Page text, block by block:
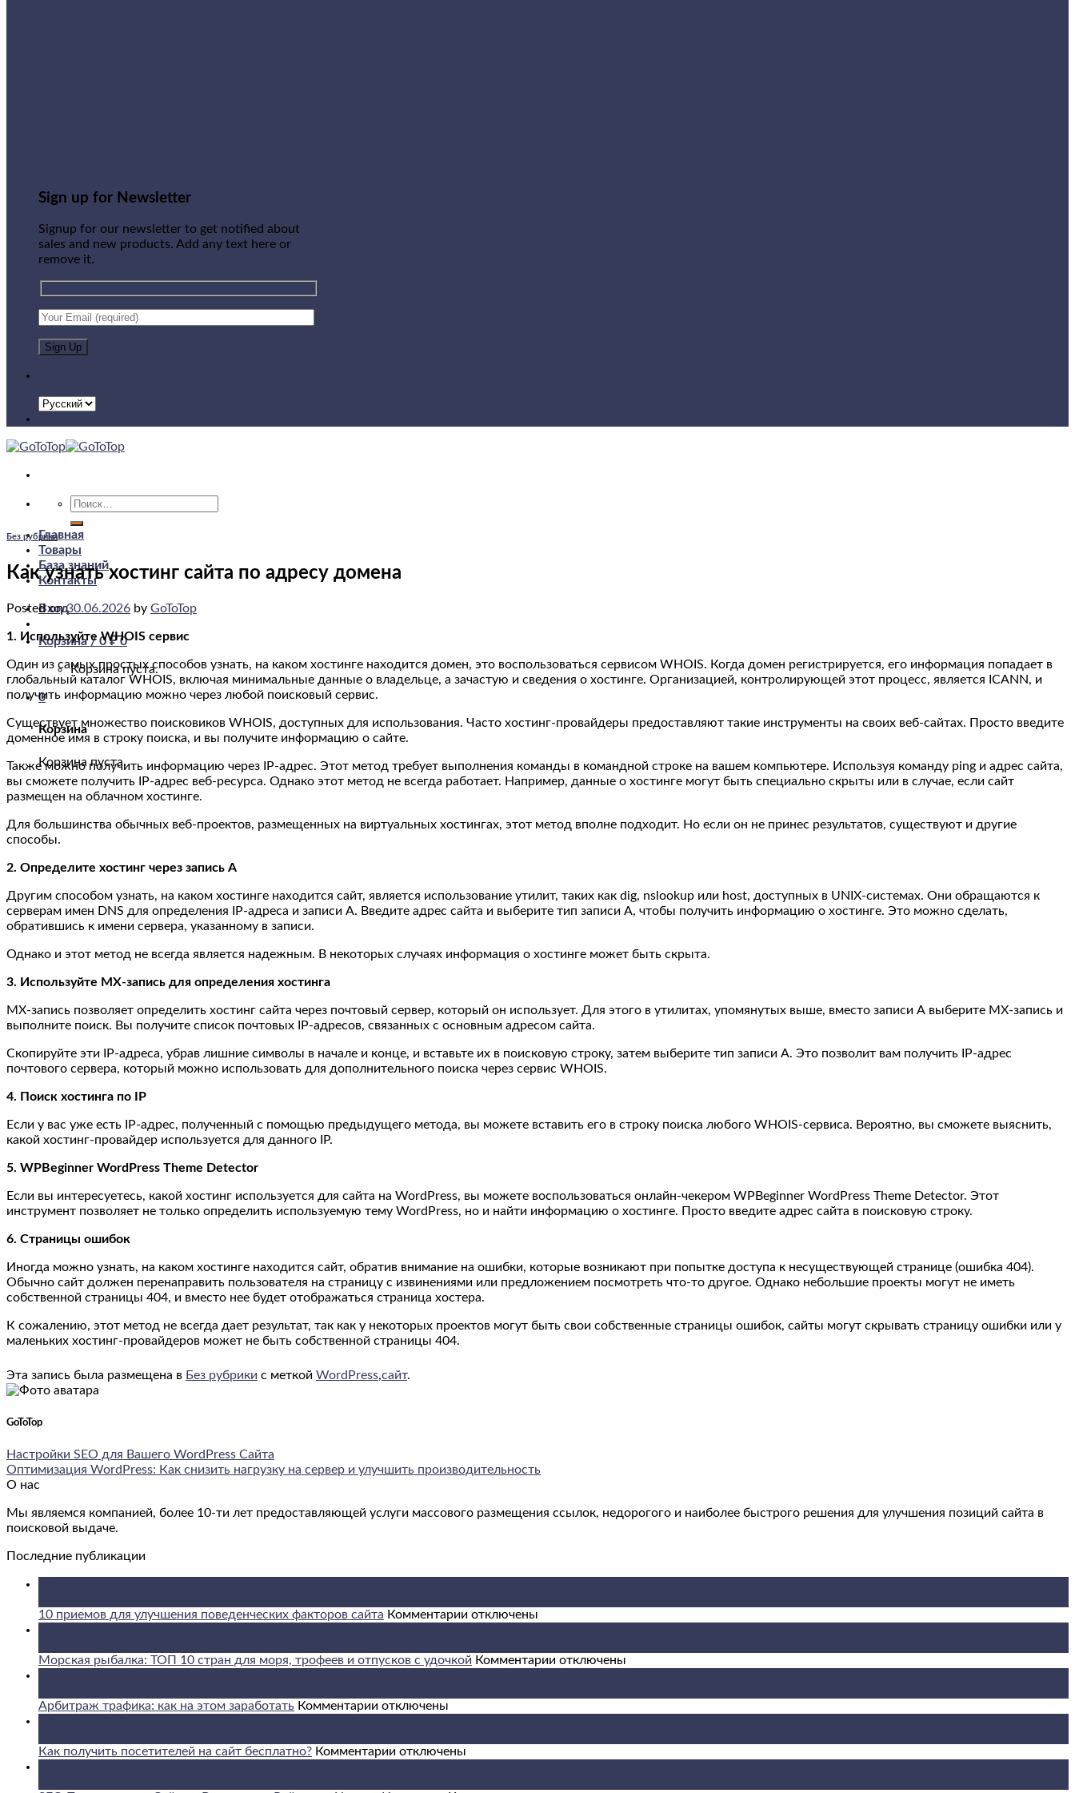
Sign up for Newsletter
Signup for our newsletter to get notified about
sales and new products. Add any text here or
remove it.
Искать:
Главная
Товары
База знаний
Контакты
Вход
Корзина /0₽ 0
Корзина пуста.
0
Корзина
Корзина пуста.
Без рубрики
Как узнать хостинг сайта по адресу домена
Posted on30.06.2026 by GoToTop
1. Используйте WHOIS сервис
Один из самых простых способов узнать, на каком хостинге находится домен, это воспользоваться сервисом WHOIS. Когда домен регистрируется, его информация попадает в
глобальный каталог WHOIS, включая минимальные данные о владельце, а зачастую и сведения о хостинге. Организацией, контролирующей этот процесс, является ICANN, и
получить информацию можно через любой поисковый сервис.
Существует множество поисковиков WHOIS, доступных для использования. Часто хостинг-провайдеры предоставляют такие инструменты на своих веб-сайтах. Просто введите
доменное имя в строку поиска, и вы получите информацию о сайте.
Также можно получить информацию через IP-адрес. Этот метод требует выполнения команды в командной строке на вашем компьютере. Используя команду ping и адрес сайта,
вы сможете получить IP-адрес веб-ресурса. Однако этот метод не всегда работает. Например, данные о хостинге могут быть специально скрыты или в случае, если сайт
размещен на облачном хостинге.
Для большинства обычных веб-проектов, размещенных на виртуальных хостингах, этот метод вполне подходит. Но если он не принес результатов, существуют и другие
способы.
2. Определите хостинг через запись А
Другим способом узнать, на каком хостинге находится сайт, является использование утилит, таких как dig, nslookup или host, доступных в UNIX-системах. Они обращаются к
серверам имен DNS для определения IP-адреса и записи А. Введите адрес сайта и выберите тип записи А, чтобы получить информацию о хостинге. Это можно сделать,
обратившись к имени сервера, указанному в записи.
Однако и этот метод не всегда является надежным. В некоторых случаях информация о хостинге может быть скрыта.
3. Используйте MX-запись для определения хостинга
MX-запись позволяет определить хостинг сайта через почтовый сервер, который он использует. Для этого в утилитах, упомянутых выше, вместо записи А выберите MX-запись и
выполните поиск. Вы получите список почтовых IP-адресов, связанных с основным адресом сайта.
Скопируйте эти IP-адреса, убрав лишние символы в начале и конце, и вставьте их в поисковую строку, затем выберите тип записи А. Это позволит вам получить IP-адрес
почтового сервера, который можно использовать для дополнительного поиска через сервис WHOIS.
4. Поиск хостинга по IP
Если у вас уже есть IP-адрес, полученный с помощью предыдущего метода, вы можете вставить его в строку поиска любого WHOIS-сервиса. Вероятно, вы сможете выяснить,
какой хостинг-провайдер используется для данного IP.
5. WPBeginner WordPress Theme Detector
Если вы интересуетесь, какой хостинг используется для сайта на WordPress, вы можете воспользоваться онлайн-чекером WPBeginner WordPress Theme Detector. Этот
инструмент позволяет не только определить используемую тему WordPress, но и найти информацию о хостинге. Просто введите адрес сайта в поисковую строку.
6. Страницы ошибок
Иногда можно узнать, на каком хостинге находится сайт, обратив внимание на ошибки, которые возникают при попытке доступа к несуществующей странице (ошибка 404).
Обычно сайт должен перенаправить пользователя на страницу с извинениями или предложением посмотреть что-то другое. Однако небольшие проекты могут не иметь
собственной страницы 404, и вместо нее будет отображаться страница хостера.
К сожалению, этот метод не всегда дает результат, так как у некоторых проектов могут быть свои собственные страницы ошибок, сайты могут скрывать страницу ошибки или у
маленьких хостинг-провайдеров может не быть собственной страницы 404.
Эта запись была размещена в Без рубрики с меткой WordPress,сайт.
GoToTop
Настройки SEO для Вашего WordPress Сайта
Оптимизация WordPress: Как снизить нагрузку на сервер и улучшить производительность
О нас
Мы являемся компанией, более 10-ти лет предоставляющей услуги массового размещения ссылок, недорогого и наиболее быстрого решения для улучшения позиций сайта в
поисковой выдаче.
Последние публикации
10 приемов для улучшения поведенческих факторов сайта Комментарии к
приемов
отключены
Морская рыбалка: ТОП 10 стран для моря, трофеев и отпусков с удочкой Комментарии котключены
Арбитраж трафика: как на этом заработать Комментарии к
трафика:
отключены
Как получить посетителей на сайт бесплатно? Комментарии котключены